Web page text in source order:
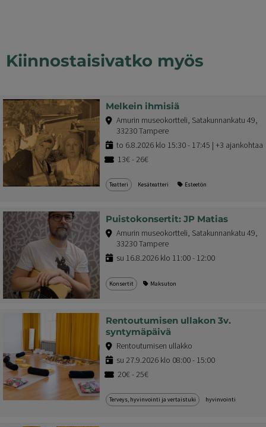
Kiinnostaisivatko myös
Melkein ihmisiä
Amurin museokortteli, Satakunnankatu 49,
33230 Tampere
to 6.8.2026 klo 15:30 - 17:45 | +3 ajankohtaa
13€ - 26€
Teatteri Kesäteatteri Esteetön
Puistokonsertit: JP Matias
Amurin museokortteli, Satakunnankatu 49,
33230 Tampere
su 16.8.2026 klo 11:00 - 12:00
Konsertit Maksuton
Rentoutumisen ullakon 3v.
syntymäpäivä
Rentoutumisen ullakko
su 27.9.2026 klo 08:00 - 15:00
20€ - 25€
Terveys, hyvinvointi ja vertaistuki hyvinvointi